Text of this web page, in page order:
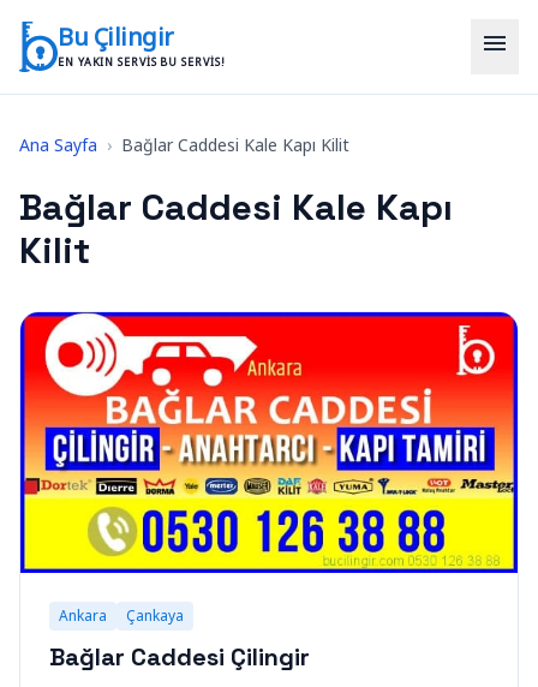
Bu Çilingir
EN YAKIN SERVIS BU SERVIS!
menu
Ana Sayfa › Bağlar Caddesi Kale Kapı Kilit
Bağlar Caddesi Kale Kapı
Kilit
Ankara Çankaya
Bağlar Caddesi Çilingir